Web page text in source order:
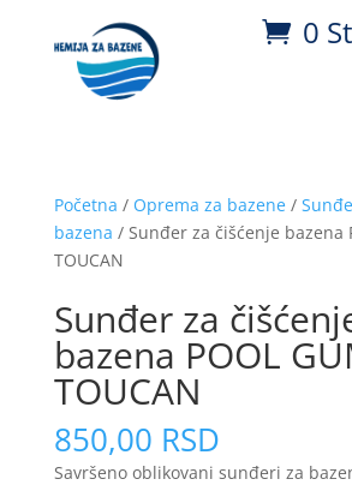
0
Početna / Oprema za bazene/
bazena / Sunđer za čišćenje bazena
TOUCAN
Sunđer za
bazena POOL
TOUCAN
850,00 RSD
Savršeno oblikovani sunđeri za